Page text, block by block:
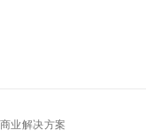
商业解决方案